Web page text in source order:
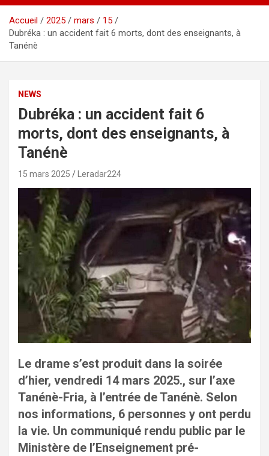
Accueil 2025 mars
15
Dubréka : un accident fait 6 morts, dont des enseignants, à
Tanénè
NEWS
Dubréka : un accident fait 6
morts, dont des enseignants, à
Tanénè
15 mars 2025 Leradar224
Le drame s’est produit dans la soirée
d’hier, vendredi 14 mars 2025., sur l’axe
Tanénè-Fria, à l’entrée de Tanénè. Selon
nos informations, 6 personnes y ont perdu
la vie. Un communiqué rendu public par le
Ministère de l’Enseignement pré-